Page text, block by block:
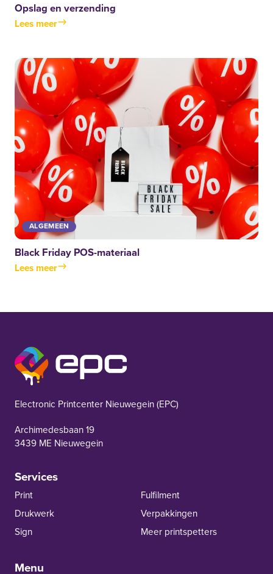
Opslag en verzending
Lees meer
ALGEMEEN
Black Friday POS-materiaal
Lees meer
Electronic Printcenter Nieuwegein (EPC)
Archimedesbaan 19
3439 ME Nieuwegein
Services
Print
Drukwerk
Sign
Fulfilment
Verpakkingen
Meer printspetters
Menu